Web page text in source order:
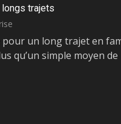
trajets
un long trajet en
qu’un simple moyen de